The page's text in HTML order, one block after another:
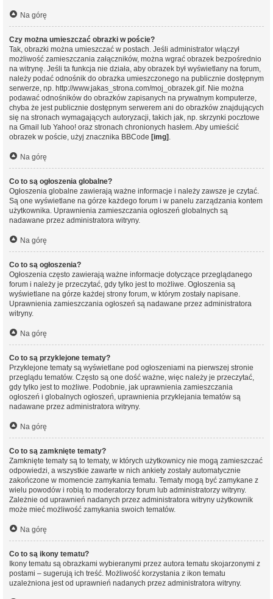
Na górę
Czy można umieszczać obrazki w poście?
Tak, obrazki można umieszczać w postach. Jeśli administrator włączył
możliwość zamieszczania załączników, można wgrać obrazek bezpośrednio
na witrynę. Jeśli ta funkcja nie działa, aby obrazek był wyświetlany na forum,
należy podać odnośnik do obrazka umieszczonego na publicznie dostępnym
serwerze, np. http://www.jakas_strona.com/moj_obrazek.gif. Nie można
podawać odnośników do obrazków zapisanych na prywatnym komputerze,
chyba że jest publicznie dostępnym serwerem ani do obrazków znajdujących
się na stronach wymagających autoryzacji, takich jak, np. skrzynki pocztowe
na Gmail lub Yahoo! oraz stronach chronionych hasłem. Aby umieścić
obrazek w poście, użyj znacznika BBCode [img] .
Na górę
Co to są ogłoszenia globalne?
Ogłoszenia globalne zawierają ważne informacje i należy zawsze je czytać.
Są one wyświetlane na górze każdego forum i w panelu zarządzania kontem
użytkownika. Uprawnienia zamieszczania ogłoszeń globalnych są
nadawane przez administratora witryny.
Na górę
Co to są ogłoszenia?
Ogłoszenia często zawierają ważne informacje dotyczące przeglądanego
forum i należy je przeczytać, gdy tylko jest to możliwe. Ogłoszenia są
wyświetlane na górze każdej strony forum, w którym zostały napisane.
Uprawnienia zamieszczania ogłoszeń są nadawane przez administratora
witryny.
Na górę
Co to są przyklejone tematy?
Przyklejone tematy są wyświetlane pod ogłoszeniami na pierwszej stronie
przeglądu tematów. Często są one dość ważne, więc należy je przeczytać,
gdy tylko jest to możliwe. Podobnie, jak uprawnienia zamieszczania
ogłoszeń i globalnych ogłoszeń, uprawnienia przyklejania tematów są
nadawane przez administratora witryny.
Na górę
Co to są zamknięte tematy?
Zamknięte tematy są to tematy, w których użytkownicy nie mogą zamieszczać
odpowiedzi, a wszystkie zawarte w nich ankiety zostały automatycznie
zakończone w momencie zamykania tematu. Tematy mogą być zamykane z
wielu powodów i robią to moderatorzy forum lub administratorzy witryny.
Zależnie od uprawnień nadanych przez administratora witryny użytkownik
może mieć możliwość zamykania swoich tematów.
Na górę
Co to są ikony tematu?
Ikony tematu są obrazkami wybieranymi przez autora tematu skojarzonymi z
postami – sugerują ich treść. Możliwość korzystania z ikon tematu
uzależniona jest od uprawnień nadanych przez administratora witryny.